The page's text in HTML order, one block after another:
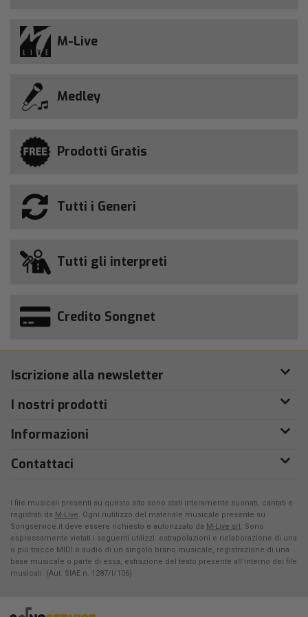
M-Live
Medley
Prodotti Gratis
Tutti i Generi
Tutti gli interpreti
Credito Songnet
Iscrizione alla newsletter
I nostri prodotti
Informazioni
Contattaci
I file musicali presenti su questo sito sono stati interamente suonati, cantati e
registrati da M-Live. Ogni riutilizzo del materiale musicale presente su
Songservice.it deve essere richiesto e autorizzato da M-Live srl. Sono
espressamente vietati i seguenti utilizzi: estrapolazioni e rielaborazione di una
o più tracce MIDI o audio di un singolo brano musicale, registrazione di una
base musicale o parte di essa, estrazione del testo presente all'interno dei file
musicali. (Aut. SIAE n. 1287/I/106)